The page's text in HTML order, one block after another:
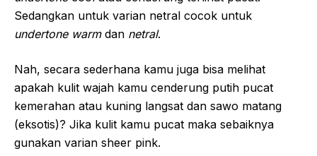
Sedangkan untuk varian netral cocok untuk
undertone warmdan netral.
Nah, secara sederhana kamu juga bisa melihat
apakah kulit wajah kamu cenderung putih pucat
kemerahan atau kuning langsat dan sawo matang
(eksotis)? Jika kulit kamu pucat maka sebaiknya
gunakan varian sheer pink.